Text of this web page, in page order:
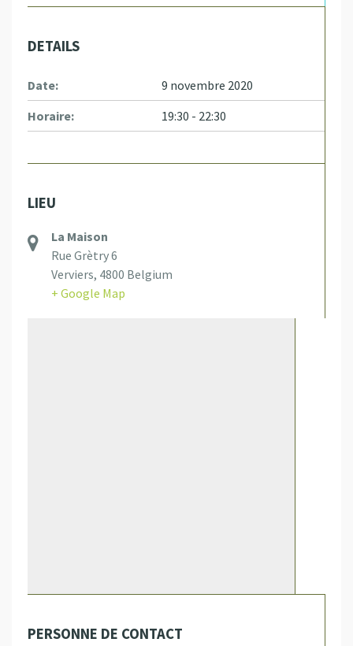
DETAILS
Date:
9 novembre 2020
Horaire:
19:30 - 22:30
LIEU
La Maison
Rue Grètry 6
Verviers, 4800 Belgium
+ Google Map
PERSONNE DE CONTACT